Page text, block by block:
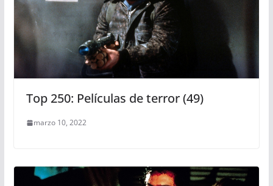
Top 250: Películas de terror (49)
marzo 10, 2022